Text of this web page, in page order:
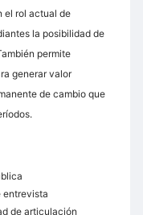
el rol actual de
la posibilidad de
permite
generar valor
de cambio que
entrevista
de articulación